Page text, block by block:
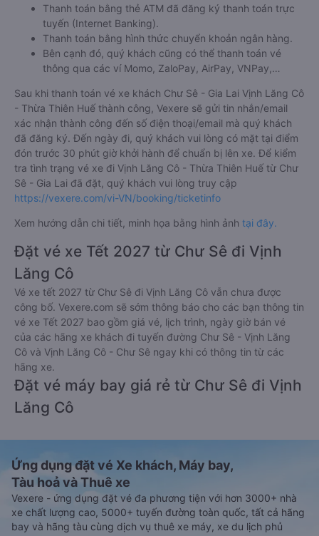
Thanh toán bằng thẻ ATM đã đăng ký thanh toán trực
tuyến (Internet Banking).
Thanh toán bằng hình thức chuyển khoản ngân hàng.
Bên cạnh đó, quý khách cũng có thể thanh toán vé
thông qua các ví Momo, ZaloPay, AirPay, VNPay,…
Sau khi thanh toán vé xe khách Chư Sê - Gia Lai Vịnh Lăng Cô
- Thừa Thiên Huế thành công, Vexere sẽ gửi tin nhắn/email
xác nhận thành công đến số điện thoại/email mà quý khách
đã đăng ký. Đến ngày đi, quý khách vui lòng có mặt tại điểm
đón trước 30 phút giờ khởi hành để chuẩn bị lên xe. Để kiểm
tra tình trạng vé xe đi Vịnh Lăng Cô - Thừa Thiên Huế từ Chư
Sê - Gia Lai đã đặt, quý khách vui lòng truy cập
https://vexere.com/vi-VN/booking/ticketinfo
Xem hướng dẫn chi tiết, minh họa bằng hình ảnh tại đây.
Đặt vé xe Tết 2027 từ Chư Sê đi Vịnh
Lăng Cô
Vé xe tết 2027 từ Chư Sê đi Vịnh Lăng Cô vẫn chưa được
công bố. Vexere.com sẽ sớm thông báo cho các bạn thông tin
vé xe Tết 2027 bao gồm giá vé, lịch trình, ngày giờ bán vé
của các hãng xe khách đi tuyến đường Chư Sê - Vịnh Lăng
Cô và Vịnh Lăng Cô - Chư Sê ngay khi có thông tin từ các
hãng xe.
Đặt vé máy bay giá rẻ từ Chư Sê đi Vịnh
Lăng Cô
Ứng dụng đặt vé Xe khách, Máy bay,
Tàu hoả và Thuê xe
Vexere - ứng dụng đặt vé đa phương tiện với hơn 3000+ nhà
xe chất lượng cao, 5000+ tuyến đường toàn quốc, tất cả hãng
bay và hãng tàu cùng dịch vụ thuê xe máy, xe du lịch phủ